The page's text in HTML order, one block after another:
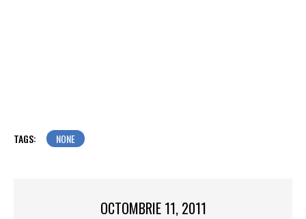
TAGS: NONE
OCTOMBRIE 11, 2011